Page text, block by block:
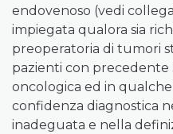
endovenoso (vedi
impiegata qualora sia
preoperatoria di tumori
pazienti con precedente
oncologica ed in
confidenza diagnostica
inadeguata e nella